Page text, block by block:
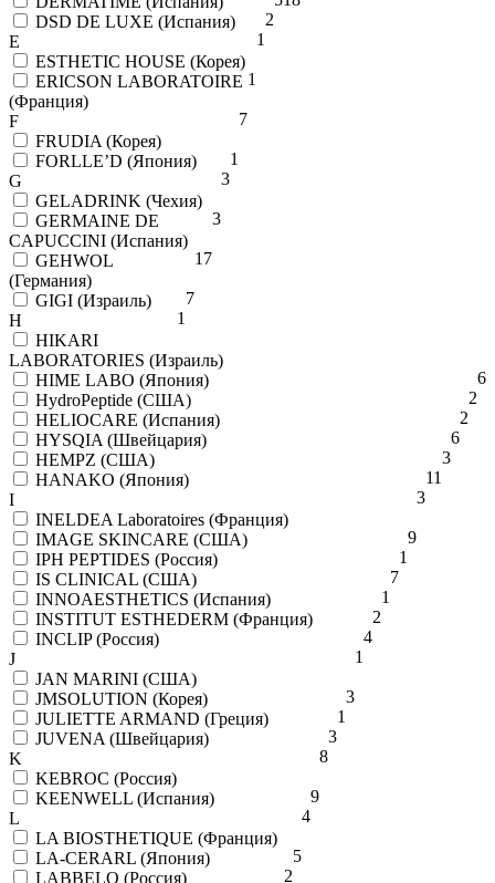
2
DSD DE LUXE (Испания)
1
E
ESTHETIC HOUSE (Корея)
1
ERICSON LABORATOIRE
(Франция)
7
F
FRUDIA (Корея)
1
FORLLE’D (Япония)
3
G
GELADRINK (Чехия)
3
GERMAINE DE
CAPUCCINI (Испания)
17
GEHWOL
(Германия)
7
GIGI (Израиль)
1
H
HIKARI
LABORATORIES (Израиль)
6
HIME LABO (Япония)
2
HydroPeptide (США)
2
HELIOCARE (Испания)
6
HYSQIA (Швейцария)
3
HEMPZ (США)
11
HANAKO (Япония)
3
I
INELDEA Laboratoires (Франция)
9
IMAGE SKINCARE (США)
1
IPH PEPTIDES (Россия)
7
IS CLINICAL (США)
1
INNOAESTHETICS (Испания)
2
INSTITUT ESTHEDERM (Франция)
4
INCLIP (Россия)
1
J
JAN MARINI (США)
3
JMSOLUTION (Корея)
1
JULIETTE ARMAND (Греция)
3
JUVENA (Швейцария)
8
K
KEBROC (Россия)
9
KEENWELL (Испания)
4
L
LA BIOSTHETIQUE (Франция)
5
LA-CERARL (Япония)
2
LABBELO (Россия)